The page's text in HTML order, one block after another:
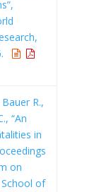
R.,
“An
in
on
of